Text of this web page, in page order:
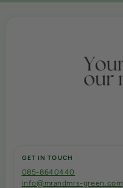
GET IN TOUCH
085-8640440
info@mrandmrs-green.com